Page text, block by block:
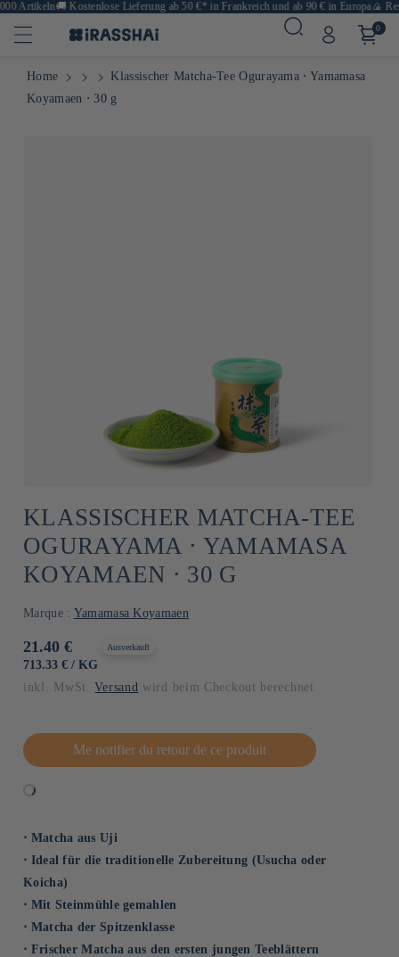
Artikeln🚚Kostenlose Lieferung ab 50 €* in Frankreich und ab 90 € in Europa🍙
0
Home
Klassischer Matcha-Tee Ogurayama ⋅ Yamamasa
Koyamaen ⋅ 30 g
KLASSISCHER MATCHA-TEE
OGURAYAMA ⋅ YAMAMASA
KOYAMAEN ⋅ 30 G
Marque : Yamamasa Koyamaen
Normaler
Preis
21.40 €
GRUNDPREIS
713.33 € / PRO
KG
Ausverkauft
inkl. MwSt.Versand wird beim Checkout berechnet
Me notifier du retour de ce produit
⋅ Matcha aus Uji
⋅ Ideal für die traditionelle Zubereitung (Usucha oder
Koicha)
⋅ Mit Steinmühle gemahlen
⋅ Matcha der Spitzenklasse
⋅ Frischer Matcha aus den ersten jungen Teeblättern